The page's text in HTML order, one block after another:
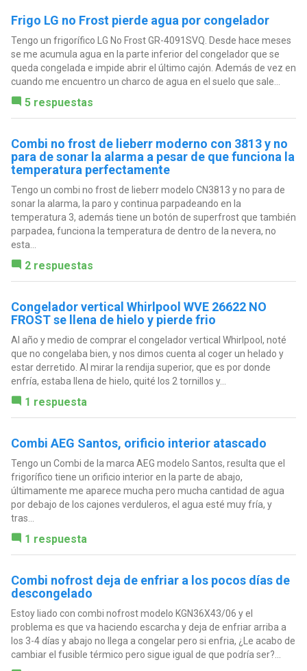
Frigo LG no Frost pierde agua por congelador
Tengo un frigorífico LG No Frost GR-4091SVQ. Desde hace meses
se me acumula agua en la parte inferior del congelador que se
queda congelada e impide abrir el último cajón. Además de vez en
cuando me encuentro un charco de agua en el suelo que sale...
5 respuestas
Combi no frost de lieberr moderno con 3813 y no
para de sonar la alarma a pesar de que funciona la
temperatura perfectamente
Tengo un combi no frost de lieberr modelo CN3813 y no para de
sonar la alarma, la paro y continua parpadeando en la
temperatura 3, además tiene un botón de superfrost que también
parpadea, funciona la temperatura de dentro de la nevera, no
esta...
2 respuestas
Congelador vertical Whirlpool WVE 26622 NO
FROST se llena de hielo y pierde frio
Al año y medio de comprar el congelador vertical Whirlpool, noté
que no congelaba bien, y nos dimos cuenta al coger un helado y
estar derretido. Al mirar la rendija superior, que es por donde
enfría, estaba llena de hielo, quité los 2 tornillos y...
1 respuesta
Combi AEG Santos, orificio interior atascado
Tengo un Combi de la marca AEG modelo Santos, resulta que el
frigorífico tiene un orificio interior en la parte de abajo,
últimamente me aparece mucha pero mucha cantidad de agua
por debajo de los cajones verduleros, el agua esté muy fría, y
tras...
1 respuesta
Combi nofrost deja de enfriar a los pocos días de
descongelado
Estoy liado con combi nofrost modelo KGN36X43/06 y el
problema es que va haciendo escarcha y deja de enfriar arriba a
los 3-4 días y abajo no llega a congelar pero si enfria, ¿Le acabo de
cambiar el fusible térmico pero sigue igual de que podría ser?...